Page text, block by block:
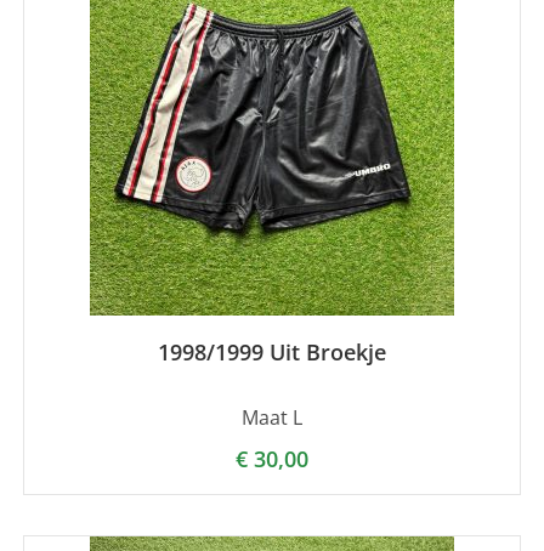
1998/1999 Uit Broekje
Maat L
€ 30,00